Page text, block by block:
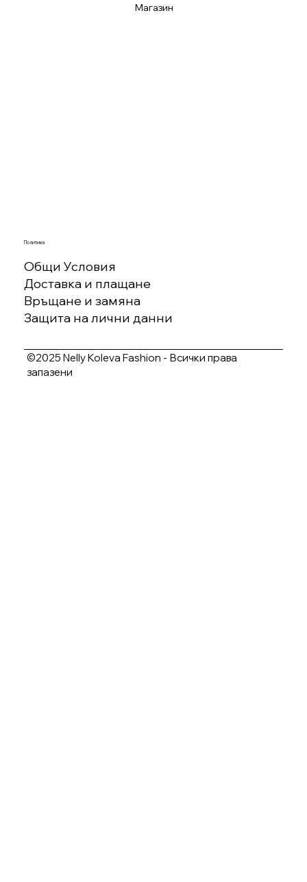
Магазин
Политика
Общи Условия
Доставка и плащане
Връщане и замяна
Защита на лични данни
©2025 Nelly Koleva Fashion - Всички права
запазени